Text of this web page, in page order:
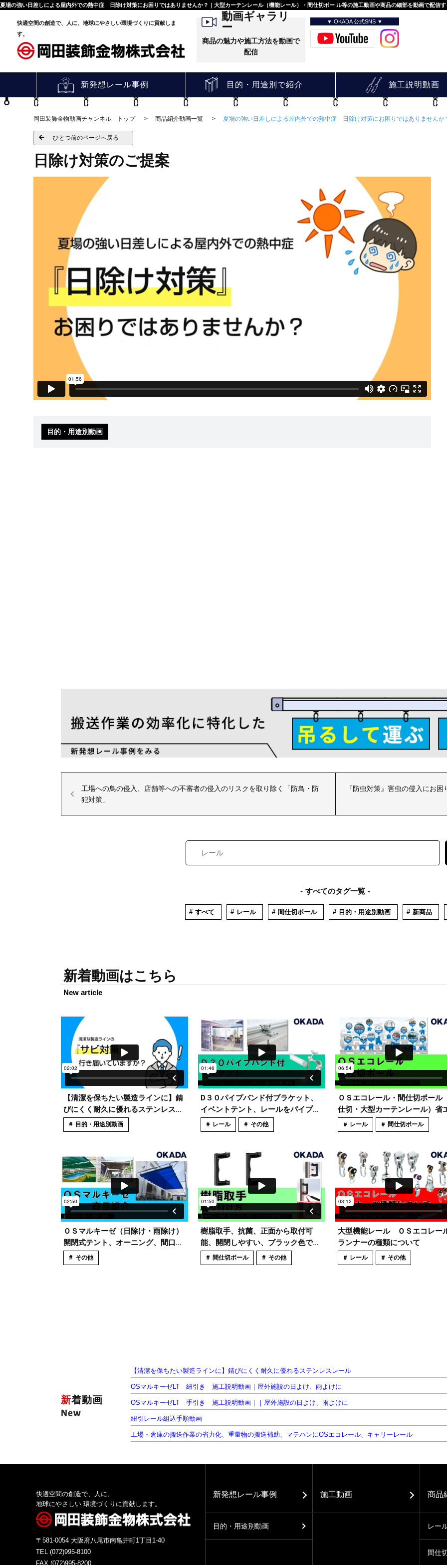
夏場の強い日差しによる屋内外での熱中症 日除け対策にお困りではありませんか？｜大型カーテンレール（機能レール）・間仕切ポー ル等の施工動画や商品の細部を動画で配信
快適空間の創造で、人に、地球にやさしい環境づくりに貢献しま
す。
動画ギャラリ
ー
商品の魅力や施工方法を動画で
配信
▼ OKADA 公式SNS ▼
新発想レール事例 目的・用途別で紹介 施工説明動画
岡田装飾金物動画チャンネル トップ 商品紹介動画一覧 夏場の強い日差しによる屋内外での熱中症 日除け対策にお困りではありませんか
ひとつ前のページへ戻る
日除け対策のご提案
目的・用途別動画
工場への鳥の侵入、店舗等への不審者の侵入のリスクを取り除く「防鳥・防
犯対策」
『防虫対策』害虫の侵入にお
すべてのタグ一覧
すべて レール 間仕切ポール 目的・用途別動画 新商品
新着動画はこちら
New article
新着動画
快適空間の創造で、人に、
地球にやさしい 環境づくりに貢献します。
〒581-0054 大阪府八尾市南亀井町1丁目1-40
TEL (072)995-8100
FAX (072)995-8200
新発想レール事例
目的・用途別動画
施工動画 商品
レー
間仕